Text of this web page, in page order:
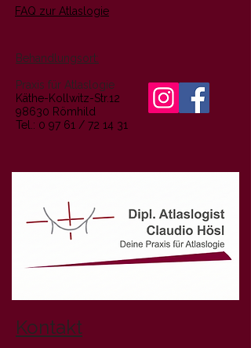
FAQ zur Atlaslogie
Behandlungsort:
Praxis für Atlaslogie
Käthe-Kollwitz-Str.12
98630 Römhild
Tel.: 0 97 61 / 72 14 31
Kontakt